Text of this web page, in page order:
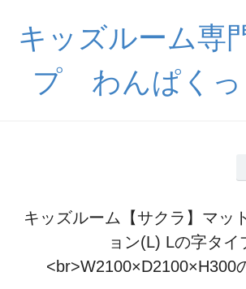
キッズルーム専
プ わんぱくっ
キッズルーム【サクラ】マッ
ョン(L) Lの字タイ
<br>W2100×D2100×H300